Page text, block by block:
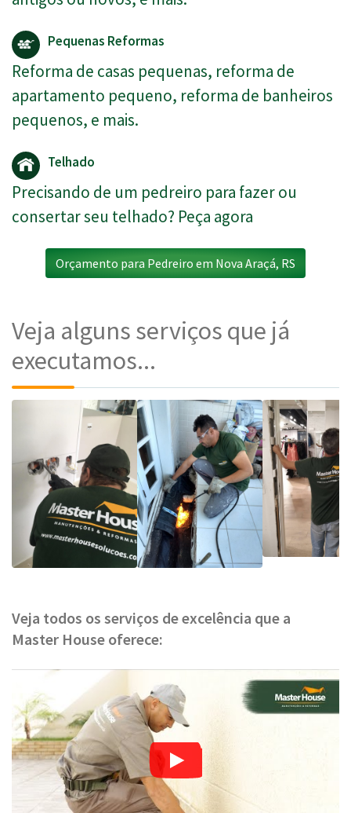
Pequenas Reformas
Reforma de casas pequenas, reforma de
apartamento pequeno, reforma de banheiros
pequenos, e mais.
Telhado
Precisando de um pedreiro para fazer ou
consertar seu telhado? Peça agora
Orçamento para Pedreiro em Nova Araçá, RS
Veja alguns serviços que já
executamos...
Veja todos os serviços de excelência que a
Master House oferece: